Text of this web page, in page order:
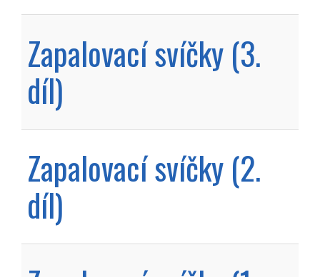
Zapalovací svíčky (3.
díl)
Zapalovací svíčky (2.
díl)